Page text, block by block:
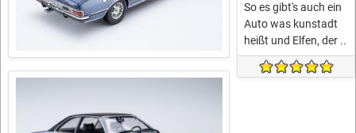
So es gibt's auch ein
Auto was kunstadt
heißt und Elfen, der ..